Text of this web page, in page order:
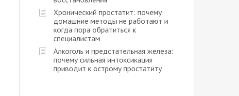
Хронический простатит: почему
домашние методы не работают и
когда пора обратиться к
специалистам
Алкоголь и предстательная железа:
почему сильная интоксикация
приводит к острому простатиту